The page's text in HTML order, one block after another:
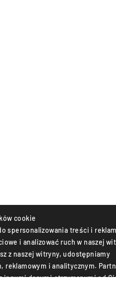
cookie
spersonalizowania treści i
i analizować ruch w naszej
z naszej witryny, udostępniamy
reklamowym i analitycznym.
innymi danymi otrzymanymi od